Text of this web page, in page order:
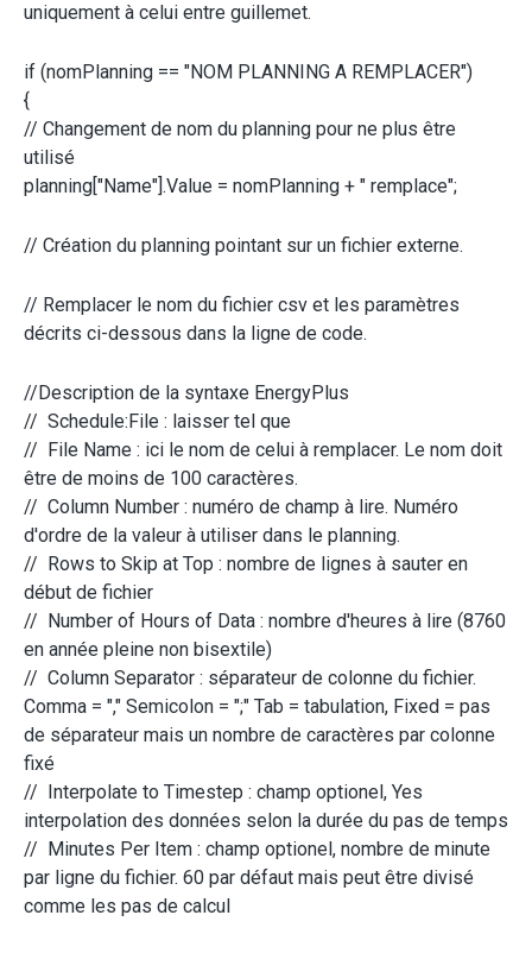
uniquement à celui entre guillemet.
if (nomPlanning == "NOM PLANNING A REMPLACER")
{
// Changement de nom du planning pour ne plus être
utilisé
planning["Name"].Value = nomPlanning + " remplace";
// Création du planning pointant sur un fichier externe.
// Remplacer le nom du fichier csv et les paramètres
décrits ci-dessous dans la ligne de code.
//Description de la syntaxe EnergyPlus
// Schedule:File : laisser tel que
// File Name : ici le nom de celui à remplacer. Le nom doit
être de moins de 100 caractères.
// Column Number : numéro de champ à lire. Numéro
d'ordre de la valeur à utiliser dans le planning.
// Rows to Skip at Top : nombre de lignes à sauter en
début de fichier
// Number of Hours of Data : nombre d'heures à lire (8760
en année pleine non bisextile)
// Column Separator : séparateur de colonne du fichier.
Comma = "," Semicolon = ";" Tab = tabulation, Fixed = pas
de séparateur mais un nombre de caractères par colonne
fixé
// Interpolate to Timestep : champ optionel, Yes
interpolation des données selon la durée du pas de temps
// Minutes Per Item : champ optionel, nombre de minute
par ligne du fichier. 60 par défaut mais peut être divisé
comme les pas de calcul